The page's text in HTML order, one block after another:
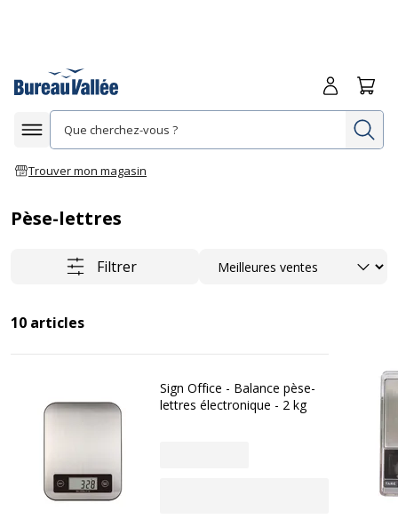
Afficher la navigation
Trouver mon magasin
Me
Pèse-lettres
Filtrer Trier
10 articles
Sign Office - Balance pèse-
lettres électronique - 2 kg